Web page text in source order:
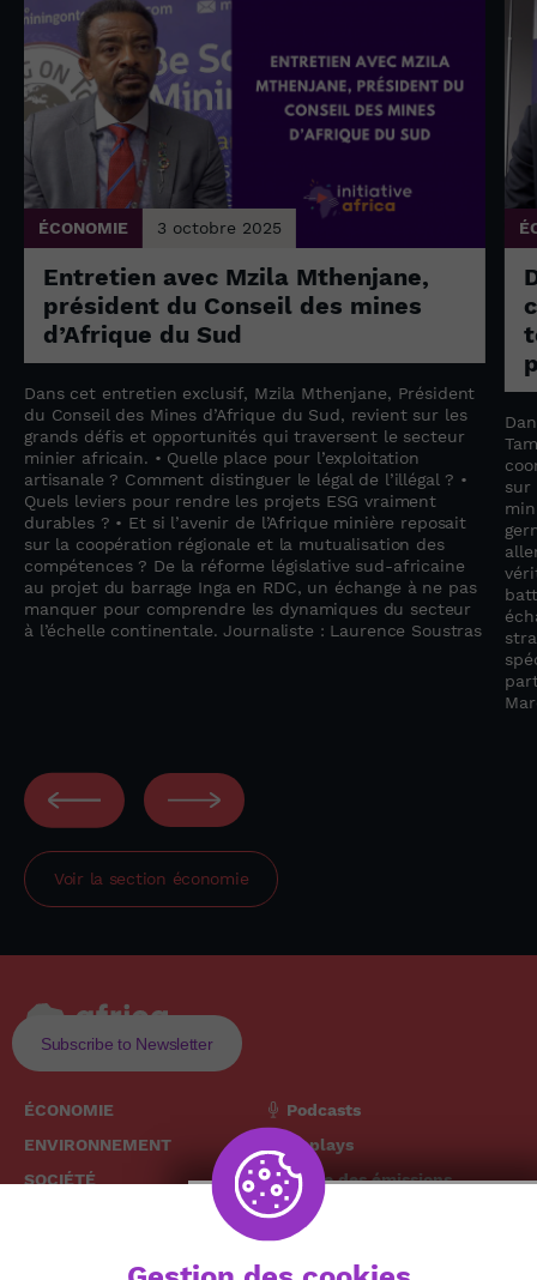
ÉCONOMIE 3 octobre 2025
Entretien avec Mzila Mthenjane,
président du Conseil des mines
d’Afrique du Sud
Dans cet entretien exclusif, Mzila Mthenjane, Président
du Conseil des Mines d’Afrique du Sud, revient sur les
grands défis et opportunités qui traversent le secteur
minier africain. • Quelle place pour l’exploitation
artisanale ? Comment distinguer le légal de l’illégal ? •
Quels leviers pour rendre les projets ESG vraiment
durables ? • Et si l’avenir de l’Afrique minière reposait
sur la coopération régionale et la mutualisation des
compétences ? De la réforme législative sud-africaine
au projet du barrage Inga en RDC, un échange à ne pas
manquer pour comprendre les dynamiques du secteur
à l’échelle continentale. Journaliste : Laurence Soustras
sur
Voir la section économie
Subscribe to Newsletter
ÉCONOMIE
ENVIRONNEMENT
SOCIÉTÉ
Podcasts
Replays
Grille des émissions